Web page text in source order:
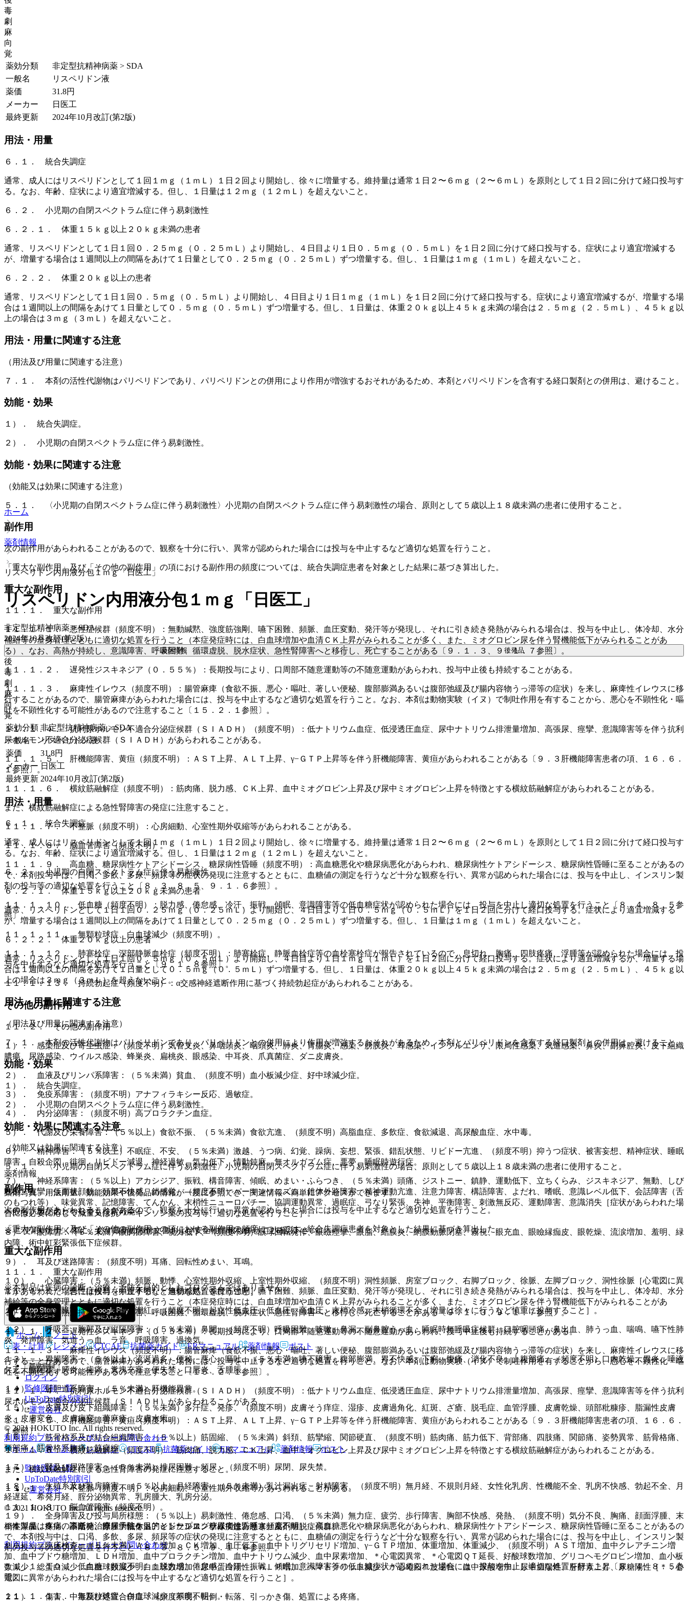
毒
劇
麻
向
覚
薬効分類
非定型抗精神病薬 > SDA
一般名
リスペリドン液
薬価
31.8円
メーカー
日医工
最終更新
2024年10月改訂(第2版)
用法・用量
６．１． 統合失調症
通常、成人にはリスペリドンとして１回１ｍｇ（１ｍＬ）１日２回より開始し、徐々に増量する。維持量は通常１日２〜６ｍｇ（２〜６ｍＬ）を原則として１日２回に分けて経口投与す
る。なお、年齢、症状により適宜増減する。但し、１日量は１２ｍｇ（１２ｍＬ）を超えないこと。
６．２． 小児期の自閉スペクトラム症に伴う易刺激性
６．２．１． 体重１５ｋｇ以上２０ｋｇ未満の患者
通常、リスペリドンとして１日１回０．２５ｍｇ（０．２５ｍＬ）より開始し、４日目より１日０．５ｍｇ（０．５ｍＬ）を１日２回に分けて経口投与する。症状により適宜増減する
が、増量する場合は１週間以上の間隔をあけて１日量として０．２５ｍｇ（０．２５ｍＬ）ずつ増量する。但し、１日量は１ｍｇ（１ｍＬ）を超えないこと。
６．２．２． 体重２０ｋｇ以上の患者
通常、リスペリドンとして１日１回０．５ｍｇ（０．５ｍＬ）より開始し、４日目より１日１ｍｇ（１ｍＬ）を１日２回に分けて経口投与する。症状により適宜増減するが、増量する場
合は１週間以上の間隔をあけて１日量として０．５ｍｇ（０．５ｍＬ）ずつ増量する。但し、１日量は、体重２０ｋｇ以上４５ｋｇ未満の場合は２．５ｍｇ（２．５ｍＬ）、４５ｋｇ以
上の場合は３ｍｇ（３ｍＬ）を超えないこと。
用法・用量に関連する注意
（用法及び用量に関連する注意）
７．１． 本剤の活性代謝物はパリペリドンであり、パリペリドンとの併用により作用が増強するおそれがあるため、本剤とパリペリドンを含有する経口製剤との併用は、避けること。
効能・効果
１）． 統合失調症。
２）． 小児期の自閉スペクトラム症に伴う易刺激性。
効能・効果に関連する注意
（効能又は効果に関連する注意）
５．１． 〈小児期の自閉スペクトラム症に伴う易刺激性〉小児期の自閉スペクトラム症に伴う易刺激性の場合、原則として５歳以上１８歳未満の患者に使用すること。
副作用
次の副作用があらわれることがあるので、観察を十分に行い、異常が認められた場合には投与を中止するなど適切な処置を行うこと。
「重大な副作用」及び「その他の副作用」の項における副作用の頻度については、統合失調症患者を対象とした結果に基づき算出した。
重大な副作用
１１．１． 重大な副作用
１１．１．１． 悪性症候群（頻度不明）：無動緘黙、強度筋強剛、嚥下困難、頻脈、血圧変動、発汗等が発現し、それに引き続き発熱がみられる場合は、投与を中止し、体冷却、水分
補給等の全身管理とともに適切な処置を行うこと（本症発症時には、白血球増加や血清ＣＫ上昇がみられることが多く、また、ミオグロビン尿を伴う腎機能低下がみられることがあ
る）、なお、高熱が持続し、意識障害、呼吸困難、循環虚脱、脱水症状、急性腎障害へと移行し、死亡することがある〔９．１．３、９．１．７参照〕。
１１．１．２． 遅発性ジスキネジア（０．５５％）：長期投与により、口周部不随意運動等の不随意運動があらわれ、投与中止後も持続することがある。
１１．１．３． 麻痺性イレウス（頻度不明）：腸管麻痺（食欲不振、悪心・嘔吐、著しい便秘、腹部膨満あるいは腹部弛緩及び腸内容物うっ滞等の症状）を来し、麻痺性イレウスに移
行することがあるので、腸管麻痺があらわれた場合には、投与を中止するなど適切な処置を行うこと。なお、本剤は動物実験（イヌ）で制吐作用を有することから、悪心を不顕性化・嘔
吐を不顕性化する可能性があるので注意すること〔１５．２．１参照〕。
１１．１．４． 抗利尿ホルモン不適合分泌症候群（ＳＩＡＤＨ）（頻度不明）：低ナトリウム血症、低浸透圧血症、尿中ナトリウム排泄量増加、高張尿、痙攣、意識障害等を伴う抗利
尿ホルモン不適合分泌症候群（ＳＩＡＤＨ）があらわれることがある。
１１．１．５． 肝機能障害、黄疸（頻度不明）：ＡＳＴ上昇、ＡＬＴ上昇、γ−ＧＴＰ上昇等を伴う肝機能障害、黄疸があらわれることがある〔９．３肝機能障害患者の項、１６．６．
１参照〕。
１１．１．６． 横紋筋融解症（頻度不明）：筋肉痛、脱力感、ＣＫ上昇、血中ミオグロビン上昇及び尿中ミオグロビン上昇を特徴とする横紋筋融解症があらわれることがある。
また、横紋筋融解症による急性腎障害の発症に注意すること。
１１．１．７． 不整脈（頻度不明）：心房細動、心室性期外収縮等があらわれることがある。
１１．１．８． 脳血管障害（頻度不明）。
１１．１．９． 高血糖、糖尿病性ケトアシドーシス、糖尿病性昏睡（頻度不明）：高血糖悪化や糖尿病悪化があらわれ、糖尿病性ケトアシドーシス、糖尿病性昏睡に至ることがあるの
で、本剤投与中は、口渇、多飲、多尿、頻尿等の症状の発現に注意するとともに、血糖値の測定を行うなど十分な観察を行い、異常が認められた場合には、投与を中止し、インスリン製
剤の投与等の適切な処置を行うこと〔８．３、８．５、９．１．６参照〕。
１１．１．１０． 低血糖（頻度不明）：脱力感、倦怠感、冷汗、振戦、傾眠、意識障害等の低血糖症状が認められた場合には、投与を中止し適切な処置を行うこと〔８．４、８．５参
照〕。
１１．１．１１． 無顆粒球症、白血球減少（頻度不明）。
１１．１．１２． 肺塞栓症、深部静脈血栓症（頻度不明）：肺塞栓症、静脈血栓症等の血栓塞栓症が報告されているので、息切れ、胸痛、四肢疼痛、浮腫等が認められた場合には、投
与を中止するなど適切な処置を行うこと〔９．１．８参照〕。
１１．１．１３． 持続勃起症（頻度不明）：α交感神経遮断作用に基づく持続勃起症があらわれることがある。
その他の副作用
１１．２． その他の副作用
１）． 感染症及び寄生虫症：（頻度不明）気管支炎、鼻咽頭炎、咽頭炎、肺炎、胃腸炎、感染、膀胱炎、耳感染、インフルエンザ、限局性感染、気道感染、鼻炎、副鼻腔炎、皮下組織
膿瘍、尿路感染、ウイルス感染、蜂巣炎、扁桃炎、眼感染、中耳炎、爪真菌症、ダニ皮膚炎。
２）． 血液及びリンパ系障害：（５％未満）貧血、（頻度不明）血小板減少症、好中球減少症。
３）． 免疫系障害：（頻度不明）アナフィラキシー反応、過敏症。
４）． 内分泌障害：（頻度不明）高プロラクチン血症。
５）． 代謝及び栄養障害：（５％以上）食欲不振、（５％未満）食欲亢進、（頻度不明）高脂血症、多飲症、食欲減退、高尿酸血症、水中毒。
６）． 精神障害：（５％以上）不眠症、不安、（５％未満）激越、うつ病、幻覚、躁病、妄想、緊張、錯乱状態、リビドー亢進、（頻度不明）抑うつ症状、被害妄想、精神症状、睡眠
障害、自殺企図、徘徊、リビドー減退、神経過敏、気力低下、情動鈍麻、無オルガズム症、悪夢、睡眠時遊行症。
７）． 神経系障害：（５％以上）アカシジア、振戦、構音障害、傾眠、めまい・ふらつき、（５％未満）頭痛、ジストニー、鎮静、運動低下、立ちくらみ、ジスキネジア、無動、しび
れ感、痙攣、仮面状顔貌、頭部不快感、錯感覚、（頻度不明）パーキンソニズム、錐体外路障害、精神運動亢進、注意力障害、構語障害、よだれ、嗜眠、意識レベル低下、会話障害（舌
のもつれ等）、味覚異常、記憶障害、てんかん、末梢性ニューロパチー、協調運動異常、過眠症、弓なり緊張、失神、平衡障害、刺激無反応、運動障害、意識消失［症状があらわれた場
合には必要に応じて減量又は抗パーキンソン薬の投与等、適切な処置を行うこと］。
８）． 眼障害：（５％未満）眼調節障害、視力低下、（頻度不明）眼球回転発作、眼瞼痙攣、眼脂、結膜炎、網膜動脈閉塞、霧視、眼充血、眼瞼縁痂皮、眼乾燥、流涙増加、羞明、緑
内障、術中虹彩緊張低下症候群。
９）． 耳及び迷路障害：（頻度不明）耳痛、回転性めまい、耳鳴。
１０）． 心臓障害：（５％未満）頻脈、動悸、心室性期外収縮、上室性期外収縮、（頻度不明）洞性頻脈、房室ブロック、右脚ブロック、徐脈、左脚ブロック、洞性徐脈［心電図に異
常があらわれた場合には投与を中止するなど適切な処置を行うこと］。
１１）． 血管障害：（５％未満）潮紅、（頻度不明）起立性低血圧、低血圧、高血圧、末梢冷感、末梢循環不全［増量は徐々に行うなど慎重に投与すること］。
１２）． 呼吸器、胸郭及び縦隔障害：（５％未満）鼻閉、（頻度不明）呼吸困難、咳嗽、鼻漏、副鼻腔うっ血、睡眠時無呼吸症候群、口腔咽頭痛、鼻出血、肺うっ血、喘鳴、嚥下性肺
炎、発声障害、気道うっ血、ラ音、呼吸障害、過換気。
１３）． 胃腸障害：（５％以上）流涎過多、便秘、悪心、嘔吐、（５％未満）嚥下障害、腹部膨満、胃不快感、下痢、腹痛、消化不良、上腹部痛、（頻度不明）口内乾燥、胃炎、唾液
欠乏、腸閉塞、膵炎、歯痛、糞塊充塞、便失禁、口唇炎、舌腫脹。
１４）． 肝胆道系障害：（５％未満）肝機能異常。
１５）． 皮膚及び皮下組織障害：（５％未満）多汗症、発疹、（頻度不明）皮膚そう痒症、湿疹、皮膚過角化、紅斑、ざ瘡、脱毛症、血管浮腫、皮膚乾燥、頭部粃糠疹、脂漏性皮膚
炎、皮膚変色、皮膚病変、蕁麻疹、皮膚水疱。
１６）． 筋骨格系及び結合組織障害：（５％以上）筋固縮、（５％未満）斜頚、筋攣縮、関節硬直、（頻度不明）筋肉痛、筋力低下、背部痛、四肢痛、関節痛、姿勢異常、筋骨格痛、
頚部痛、筋骨格系胸痛、筋痙縮。
１７）． 腎及び尿路障害：（５％未満）排尿困難、頻尿、（頻度不明）尿閉、尿失禁。
１８）． 生殖系及び乳房障害：（５％以上）月経障害、（５％未満）乳汁漏出症、射精障害、（頻度不明）無月経、不規則月経、女性化乳房、性機能不全、乳房不快感、勃起不全、月
経遅延、希発月経、腟分泌物異常、乳房腫大、乳房分泌。
１９）． 全身障害及び投与局所様態：（５％以上）易刺激性、倦怠感、口渇、（５％未満）無力症、疲労、歩行障害、胸部不快感、発熱、（頻度不明）気分不良、胸痛、顔面浮腫、末
梢性浮腫、疼痛、不活発、浮腫、低体温、インフルエンザ様疾患、悪寒、薬剤離脱症候群。
２０）． 臨床検査：（５％未満）ＡＬＴ増加、ＣＫ増加、血圧低下、血中トリグリセリド増加、γ−ＧＴＰ増加、体重増加、体重減少、（頻度不明）ＡＳＴ増加、血中クレアチニン増
加、血中ブドウ糖増加、ＬＤＨ増加、血中プロラクチン増加、血中ナトリウム減少、血中尿素増加、＊心電図異常、＊心電図ＱＴ延長、好酸球数増加、グリコヘモグロビン増加、血小板
数減少、総蛋白減少、白血球数減少、白血球数増加、尿中蛋白陽性、ＡＬＰ増加、ヘマトクリット減少、＊心電図Ｔ波逆転、血中尿酸増加、尿中血陽性、肝酵素上昇、尿糖陽性［＊：心
電図に異常があらわれた場合には投与を中止するなど適切な処置を行うこと］。
２１）． 傷害、中毒及び処置合併症：（頻度不明）転倒・転落、引っかき傷、処置による疼痛。
ホーム
薬剤情報
リスペリドン内用液分包１ｍｇ「日医工」
リスペリドン内用液分包１ｍｇ「日医工」
非定型抗精神病薬 > SDA
2024年10月改訂(第2版)
薬剤情報 後発品
後
毒
劇
麻
向
覚
薬効分類 非定型抗精神病薬 > SDA
一般名
リスペリドン液
薬価
31.8円
メーカー 日医工
最終更新 2024年10月改訂(第2版)
用法・用量
６．１． 統合失調症
通常、成人にはリスペリドンとして１回１ｍｇ（１ｍＬ）１日２回より開始し、徐々に増量する。維持量は通常１日２〜６ｍｇ（２〜６ｍＬ）を原則として１日２回に分けて経口投与す
る。なお、年齢、症状により適宜増減する。但し、１日量は１２ｍｇ（１２ｍＬ）を超えないこと。
６．２． 小児期の自閉スペクトラム症に伴う易刺激性
６．２．１． 体重１５ｋｇ以上２０ｋｇ未満の患者
通常、リスペリドンとして１日１回０．２５ｍｇ（０．２５ｍＬ）より開始し、４日目より１日０．５ｍｇ（０．５ｍＬ）を１日２回に分けて経口投与する。症状により適宜増減する
が、増量する場合は１週間以上の間隔をあけて１日量として０．２５ｍｇ（０．２５ｍＬ）ずつ増量する。但し、１日量は１ｍｇ（１ｍＬ）を超えないこと。
６．２．２． 体重２０ｋｇ以上の患者
通常、リスペリドンとして１日１回０．５ｍｇ（０．５ｍＬ）より開始し、４日目より１日１ｍｇ（１ｍＬ）を１日２回に分けて経口投与する。症状により適宜増減するが、増量する場
合は１週間以上の間隔をあけて１日量として０．５ｍｇ（０．５ｍＬ）ずつ増量する。但し、１日量は、体重２０ｋｇ以上４５ｋｇ未満の場合は２．５ｍｇ（２．５ｍＬ）、４５ｋｇ以
上の場合は３ｍｇ（３ｍＬ）を超えないこと。
用法・用量に関連する注意
（用法及び用量に関連する注意）
７．１． 本剤の活性代謝物はパリペリドンであり、パリペリドンとの併用により作用が増強するおそれがあるため、本剤とパリペリドンを含有する経口製剤との併用は、避けること。
効能・効果
１）． 統合失調症。
２）． 小児期の自閉スペクトラム症に伴う易刺激性。
効能・効果に関連する注意
（効能又は効果に関連する注意）
５．１． 〈小児期の自閉スペクトラム症に伴う易刺激性〉小児期の自閉スペクトラム症に伴う易刺激性の場合、原則として５歳以上１８歳未満の患者に使用すること。
副作用
次の副作用があらわれることがあるので、観察を十分に行い、異常が認められた場合には投与を中止するなど適切な処置を行うこと。
「重大な副作用」及び「その他の副作用」の項における副作用の頻度については、統合失調症患者を対象とした結果に基づき算出した。
重大な副作用
１１．１． 重大な副作用
１１．１．１． 悪性症候群（頻度不明）：無動緘黙、強度筋強剛、嚥下困難、頻脈、血圧変動、発汗等が発現し、それに引き続き発熱がみられる場合は、投与を中止し、体冷却、水分
補給等の全身管理とともに適切な処置を行うこと（本症発症時には、白血球増加や血清ＣＫ上昇がみられることが多く、また、ミオグロビン尿を伴う腎機能低下がみられることがあ
る）、なお、高熱が持続し、意識障害、呼吸困難、循環虚脱、脱水症状、急性腎障害へと移行し、死亡することがある〔９．１．３、９．１．７参照〕。
１１．１．２． 遅発性ジスキネジア（０．５５％）：長期投与により、口周部不随意運動等の不随意運動があらわれ、投与中止後も持続することがある。
１１．１．３． 麻痺性イレウス（頻度不明）：腸管麻痺（食欲不振、悪心・嘔吐、著しい便秘、腹部膨満あるいは腹部弛緩及び腸内容物うっ滞等の症状）を来し、麻痺性イレウスに移
行することがあるので、腸管麻痺があらわれた場合には、投与を中止するなど適切な処置を行うこと。なお、本剤は動物実験（イヌ）で制吐作用を有することから、悪心を不顕性化・嘔
吐を不顕性化する可能性があるので注意すること〔１５．２．１参照〕。
１１．１．４． 抗利尿ホルモン不適合分泌症候群（ＳＩＡＤＨ）（頻度不明）：低ナトリウム血症、低浸透圧血症、尿中ナトリウム排泄量増加、高張尿、痙攣、意識障害等を伴う抗利
尿ホルモン不適合分泌症候群（ＳＩＡＤＨ）があらわれることがある。
１１．１．５． 肝機能障害、黄疸（頻度不明）：ＡＳＴ上昇、ＡＬＴ上昇、γ−ＧＴＰ上昇等を伴う肝機能障害、黄疸があらわれることがある〔９．３肝機能障害患者の項、１６．６．
１参照〕。
１１．１．６． 横紋筋融解症（頻度不明）：筋肉痛、脱力感、ＣＫ上昇、血中ミオグロビン上昇及び尿中ミオグロビン上昇を特徴とする横紋筋融解症があらわれることがある。
また、横紋筋融解症による急性腎障害の発症に注意すること。
１１．１．７． 不整脈（頻度不明）：心房細動、心室性期外収縮等があらわれることがある。
１１．１．８． 脳血管障害（頻度不明）。
１１．１．９． 高血糖、糖尿病性ケトアシドーシス、糖尿病性昏睡（頻度不明）：高血糖悪化や糖尿病悪化があらわれ、糖尿病性ケトアシドーシス、糖尿病性昏睡に至ることがあるの
で、本剤投与中は、口渇、多飲、多尿、頻尿等の症状の発現に注意するとともに、血糖値の測定を行うなど十分な観察を行い、異常が認められた場合には、投与を中止し、インスリン製
剤の投与等の適切な処置を行うこと〔８．３、８．５、９．１．６参照〕。
１１．１．１０． 低血糖（頻度不明）：脱力感、倦怠感、冷汗、振戦、傾眠、意識障害等の低血糖症状が認められた場合には、投与を中止し適切な処置を行うこと〔８．４、８．５参
照〕。
１１．１．１１． 無顆粒球症、白血球減少（頻度不明）。
薬剤情報
薬剤写真、用法用量、効能効果や後発品の情報が一度に参照でき、関連情報へ簡単にアクセスができます。
一般名、製品名どちらでも検索可能！
※ ご使用いただく際に、必ず最新の添付文書および安全性情報も併せてご確認下さい。
※本製品は疾病の診断・治療・予防を目的としたプログラムではありません。
ホーム
ノート
表・計算
レジメン CTCAE 抗菌薬ガイド ERマニュアル 薬剤情報 ポスト
新規登録
ログイン
監修医師一覧
UpToDate特別割引
運営会社
© 2021 HOKUTO Inc. All rights reserved.
利用規約プライバシーポリシーお問い合わせ
ホーム
表・計算 レジメン CTCAE 抗菌薬ガイド ERマニュアル 薬剤情報 ポスト
監修医師一覧
UpToDate特別割引
運営会社
© 2021 HOKUTO Inc. All rights reserved.
※本製品は疾病の診断・治療・予防を目的としたプログラムではありません。
利用規約プライバシーポリシーお問い合わせ